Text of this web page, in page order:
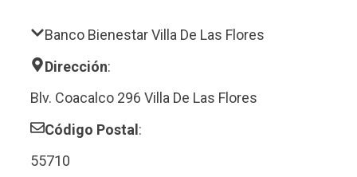
Banco Bienestar Villa De Las Flores
Dirección:
Blv. Coacalco 296 Villa De Las Flores
Código Postal:
55710